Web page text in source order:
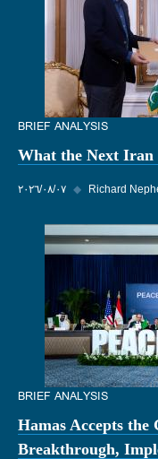
BRIEF ANALYSIS
What the Next
٠٧‏/٠٨‏/٢٠٢٦ ◆ Richard
BRIEF ANALYSIS
Hamas Accepts
Breakthrough,